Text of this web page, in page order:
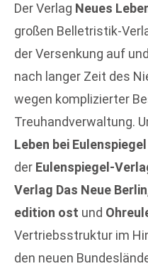
Der Verlag Neues
großen Belletristik-
der Versenkung auf
nach langer Zeit des
wegen komplizierter
Treuhandverwaltung.
Leben bei Eulenspiegel
der Eulenspiegel-
Verlag Das Neue
edition ost und
Vertriebsstruktur im
den neuen